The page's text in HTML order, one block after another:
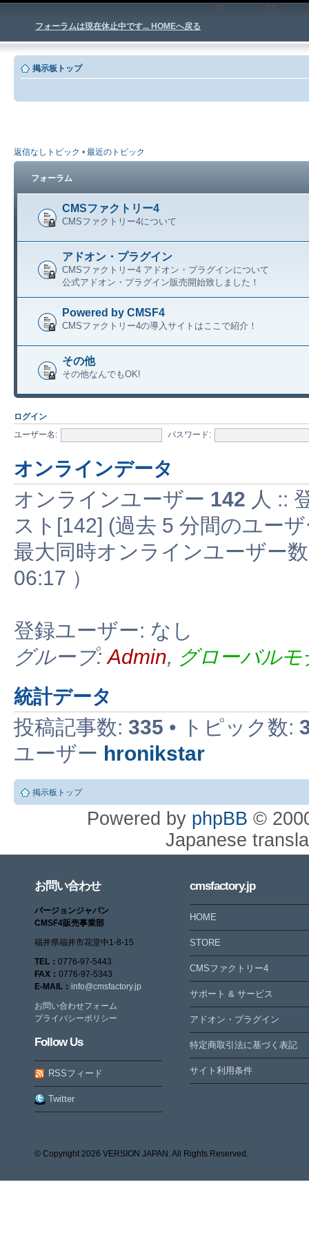
フォーラムは現在休止中です... HOMEへ戻る
sp;
掲示板トップ
返信なしトピック • 最近のトピック
フォーラム
CMSファクトリー4
CMSファクトリー4について
アドオン・プラグイン
CMSファクトリー4 アドオン・プラグインについて
公式アドオン・プラグイン販売開始致しました！
Powered by CMSF4
CMSファクトリー4の導入サイトはここで紹介！
その他
その他なんでもOK!
ログイン
ユーザー名: パスワード:
オンラインデータ
オンラインユーザー 142 人 ::
スト[142] (過去 5 分間のユー
最大同時オンラインユーザー
06:17 ）
登録ユーザー: なし
グループ:Admin, グローバル
統計データ
投稿記事数: 335 • トピック数:
ユーザー hronikstar
掲示板トップ
Powered by phpBB ©
Japanese
お問い合わせ
バージョンジャパン
CMSF4販売事業部
福井県福井市花堂中1-8-15
TEL： 0776-97-5443
FAX： 0776-97-5343
E-MAIL： info@cmsfactory.jp
お問い合わせフォーム
プライバシーポリシー
Follow Us
RSSフィード
Twitter
cmsfactory.jp
HOME
STORE
CMSファクトリー4
サポート & サービス
アドオン・プラグイン
特定商取引法に基づく表記
サイト利用条件
© Copyright 2026 VERSION JAPAN. All Rights Reserved.